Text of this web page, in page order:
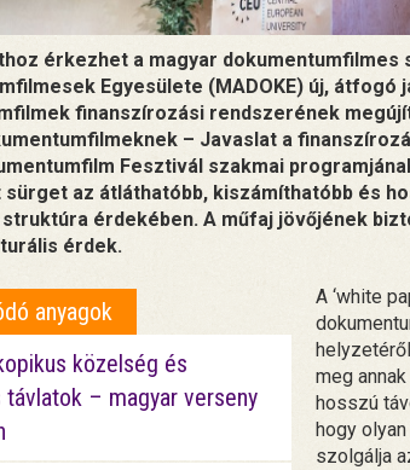
érkezhet a magyar dokumentumfilmes
Egyesülete (MADOKE) új,
finanszírozási rendszerének
– Javaslat a
Fesztivál szakmai
az átláthatóbb, kiszámíthatóbb és
érdekében. A műfaj jövőjének
érdek.
anyagok
közelség és
távlatok – magyar verseny
A ‘white
meg
hosszú
hogy
szolgálja